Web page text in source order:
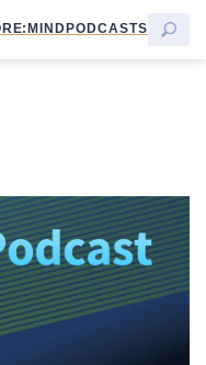
RE:MINDPODCASTS